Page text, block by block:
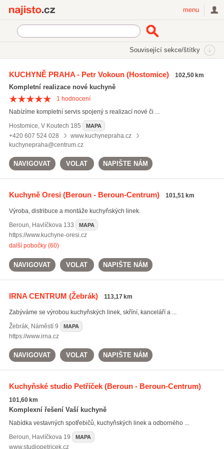
menu
Související sekce/štítky
3D návrhy kuchyní (28)
KUCHYNĚ PRAHA - Petr Vokoun(Hostomice) 102,50 km
Kompletní realizace nové kuchyně
1 hodnocení
Nabízíme kompletní servis spojený s realizací nové či ...
Hostomice, V Koutech 185 MAPA
+420 607 524 028
www.kuchynepraha.cz
kuchynepraha@centrum.cz
NAVIGOVAT VOLAT NAPIŠTE NÁM
Kuchyně Oresi(Beroun - Beroun-Centrum) 101,51 km
Výroba, distribuce a montáže kuchyňských linek.
Beroun, Havlíčkova 133 MAPA
https://www.kuchyne-oresi.cz
další pobočky (60)
NAVIGOVAT VOLAT NAPIŠTE NÁM
IRNA CENTRUM (Žebrák) 113,17 km
Zabýváme se výrobou kuchyňských linek, skříní, kanceláří a ...
Žebrák, Náměstí 9 MAPA
https://www.irna.cz
NAVIGOVAT VOLAT NAPIŠTE NÁM
Kuchyňské studio Petříček(Beroun - Beroun-Centrum)
101,60 km
Komplexní řešení Vaší kuchyně
Nabídka vestavných spotřebičů, kuchyňských linek a odborného ...
Beroun, Havlíčkova 19 MAPA
www.studiopetricek.cz